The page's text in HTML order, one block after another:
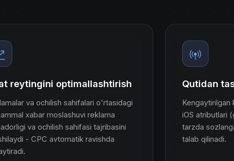
reytingini optimallashtirish
va ochilish sahifalari o'rtasidagi
xabar moslashuvi reklama
va ochilish sahifasi tajribasini
- CPC avtomatik ravishda
Qutidan
Kengaytirilgan
iOS atributlari
tarzda
talab qilinadi.